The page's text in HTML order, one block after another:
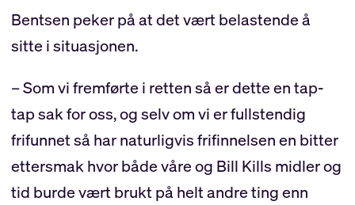
Bentsen peker på at det vært belastende å
sitte i situasjonen.
– Som vi fremførte i retten så er dette en tap-
tap sak for oss, og selv om vi er fullstendig
frifunnet så har naturligvis frifinnelsen en bitter
ettersmak hvor både våre og Bill Kills midler og
tid burde vært brukt på helt andre ting enn